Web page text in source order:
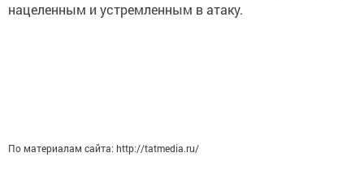
нацеленным и устремленным в атаку.
По материалам сайта: http://tatmedia.ru/